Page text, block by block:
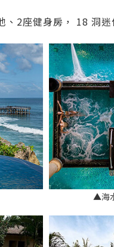
、2座健身房， 18 洞
▲海